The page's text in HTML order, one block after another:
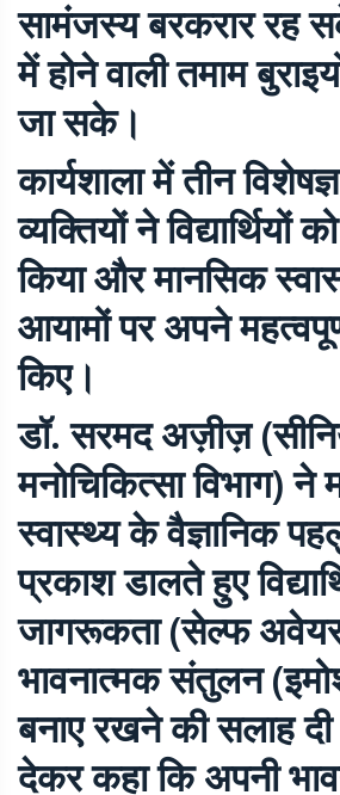
सामंजस्य बरकरार रह
में होने वाली तमाम
जा सके।
कार्यशाला में तीन
व्यक्तियों ने विद्यार्थियों
किया और मानसिक
आयामों पर अपने
किए।
डॉ. सरमद अज़ीज़
मनोचिकित्सा विभाग) ने
स्वास्थ्य के वैज्ञानिक
प्रकाश डालते हुए
जागरूकता (सेल्फ
भावनात्मक संतुलन
बनाए रखने की सलाह
देकर कहा कि अपनी